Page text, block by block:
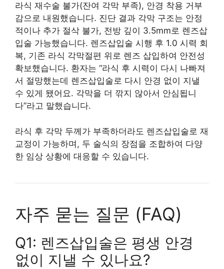
라식 재수술 불가(잔여 각막 부족), 안경 착용 거부
감으로 내원했습니다. 진단 결과 각막 구조는 안정
적이나 추가 절삭 불가, 전방 깊이 3.5mm로 렌즈삽
입술 가능했습니다. 렌즈삽입술 시행 후 1.0 시력 회
복, 기존 라식 각막절편 위로 렌즈 삽입하여 안전성
확보했습니다. 환자는 “라식 후 시력이 다시 나빠져
서 절망했는데 렌즈삽입술로 다시 안경 없이 지낼
수 있게 됐어요. 각막을 더 깎지 않아서 안심됩니
다”라고 말했습니다.
라식 후 각막 두께가 부족하더라도 렌즈삽입술로 재
교정이 가능하며, 두 술식의 장점을 조합하여 다양
한 임상 상황에 대응할 수 있습니다.
자주 묻는 질문 (FAQ)
Q1: 렌즈삽입술은 평생 안경
없이 지낼 수 있나요?